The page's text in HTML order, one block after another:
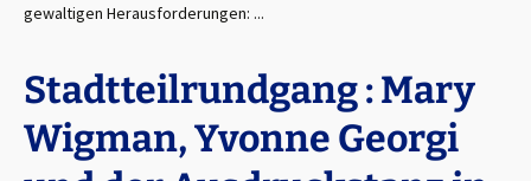
gewaltigen Herausforderungen: ...
Stadtteilrundgang : Mary
Wigman, Yvonne Georgi